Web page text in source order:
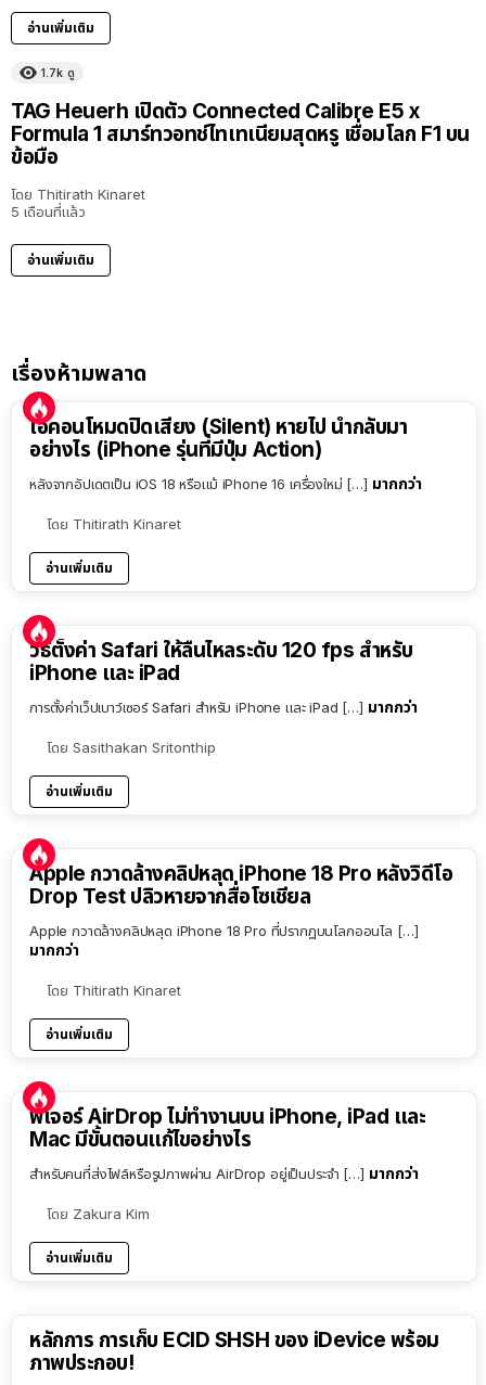
อ่านเพิ่มเติม
1.7k ดู
TAG Heuerh เปิดตัว Connected Calibre E5 x
Formula 1 สมาร์ทวอทช์ไทเทเนียมสุดหรู เชื่อมโลก F1 บน
ข้อมือ
โดย Thitirath Kinaret
5 เดือนที่แล้ว
อ่านเพิ่มเติม
เรื่องห้ามพลาด
ไอคอนโหมดปิดเสียง (Silent) หายไป นำกลับมา
อย่างไร (iPhone รุ่นที่มีปุ่ม Action)
หลังจากอัปเดตเป็น iOS 18 หรือแม้ iPhone 16 เครื่องใหม่ […] มากกว่า
โดย Thitirath Kinaret
อ่านเพิ่มเติม
วิธีตั้งค่า Safari ให้ลื่นไหลระดับ 120 fps สำหรับ
iPhone และ iPad
การตั้งค่าเว็ปเบาว์เซอร์ Safari สำหรับ iPhone และ iPad […] มากกว่า
โดย Sasithakan Sritonthip
อ่านเพิ่มเติม
Apple กวาดล้างคลิปหลุด iPhone 18 Pro หลังวิดีโอ
Drop Test ปลิวหายจากสื่อโซเชียล
Apple กวาดล้างคลิปหลุด iPhone 18 Pro ที่ปรากฏบนโลกออนไล […]
มากกว่า
โดย Thitirath Kinaret
อ่านเพิ่มเติม
ฟีเจอร์ AirDrop ไม่ทำงานบน iPhone, iPad และ
Mac มีขั้นตอนแก้ไขอย่างไร
สำหรับคนที่ส่งไฟล์หรือรูปภาพผ่าน AirDrop อยู่เป็นประจำ […] มากกว่า
โดย Zakura Kim
อ่านเพิ่มเติม
หลักการ การเก็บ ECID SHSH ของ iDevice พร้อม
ภาพประกอบ!